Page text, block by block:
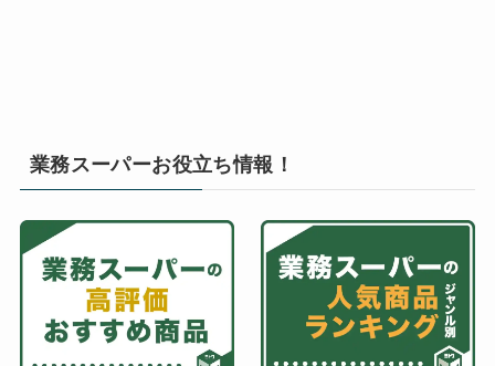
業務スーパーお役立ち情報！